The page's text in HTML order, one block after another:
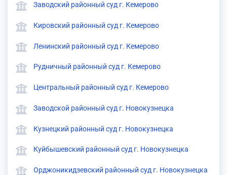
Заводский районный суд г. Кемерово
Кировский районный суд г. Кемерово
Ленинский районный суд г. Кемерово
Рудничный районный суд г. Кемерово
Центральный районный суд г. Кемерово
Заводской районный суд г. Новокузнецка
Кузнецкий районный суд г. Новокузнецка
Куйбышевский районный суд г. Новокузнецка
Орджоникидзевский районный суд г. Новокузнецка